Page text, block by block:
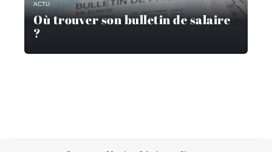
ACTU
Où trouver son bulletin de salaire
?